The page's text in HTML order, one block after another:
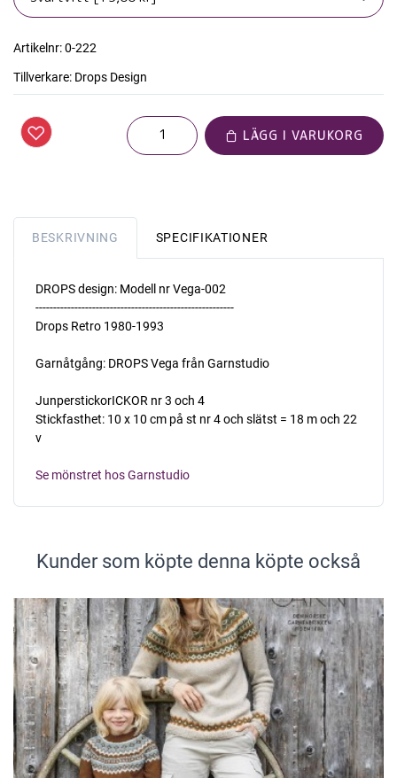
Artikelnr:0-222
Tillverkare: Drops Design
LÄGG I VARUKORG
BESKRIVNING SPECIFIKATIONER
DROPS design: Modell nr Vega-002
--------------------------------------------------------
Drops Retro 1980-1993
Garnåtgång: DROPS Vega från Garnstudio
JunperstickorICKOR nr 3 och 4
Stickfasthet: 10 x 10 cm på st nr 4 och slätst = 18 m och 22
v
Se mönstret hos Garnstudio
Kunder som köpte denna köpte också